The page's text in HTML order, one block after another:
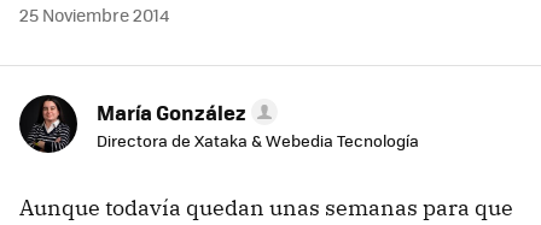
25 Noviembre 2014
María González
Directora de Xataka & Webedia Tecnología
Aunque todavía quedan unas semanas para que